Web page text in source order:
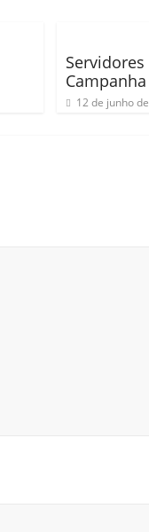
12 de junho